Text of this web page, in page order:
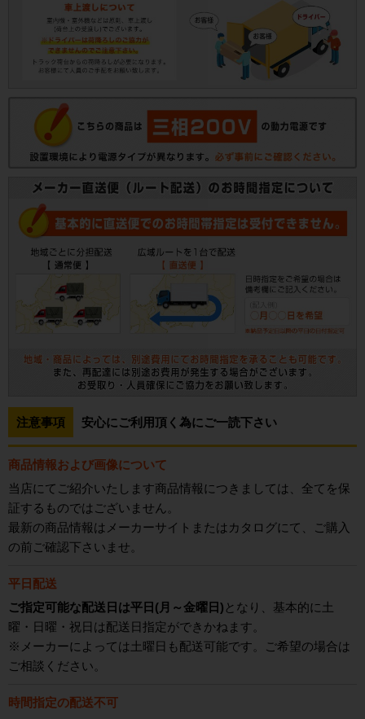
注意事項 安心にご利用頂く為にご一読下さい
商品情報および画像について
当店にてご紹介いたします商品情報につきましては、全てを保
証するものではございません。
最新の商品情報はメーカーサイトまたはカタログにて、ご購入
の前ご確認下さいませ。
平日配送
ご指定可能な配送日は平日(月～金曜日) となり、基本的に土
曜・日曜・祝日は配送日指定ができかねます。
※メーカーによっては土曜日も配送可能です。ご希望の場合は
ご相談ください。
時間指定の配送不可